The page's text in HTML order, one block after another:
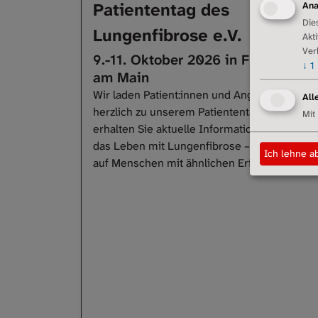
Patiententag des
Lungenfibrose e.V.
9.-11. Oktober 2026 in Frankfurt
am Main
Wir laden Patient:innen und Angehörige
herzlich zu unserem Patiententag ein. Hier
erhalten Sie aktuelle Informationen rund um
das Leben mit Lungenfibrose – und treffen
auf Menschen mit ähnlichen Erfahrungen.
↓ 1
Mit
Ich lehne